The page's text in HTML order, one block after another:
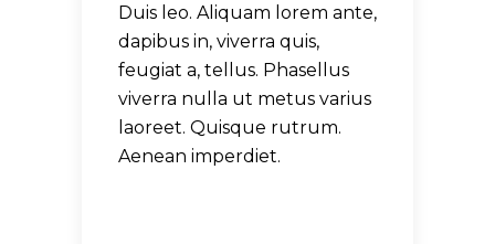
Duis leo. Aliquam lorem ante,
dapibus in, viverra quis,
feugiat a, tellus. Phasellus
viverra nulla ut metus varius
laoreet. Quisque rutrum.
Aenean imperdiet.